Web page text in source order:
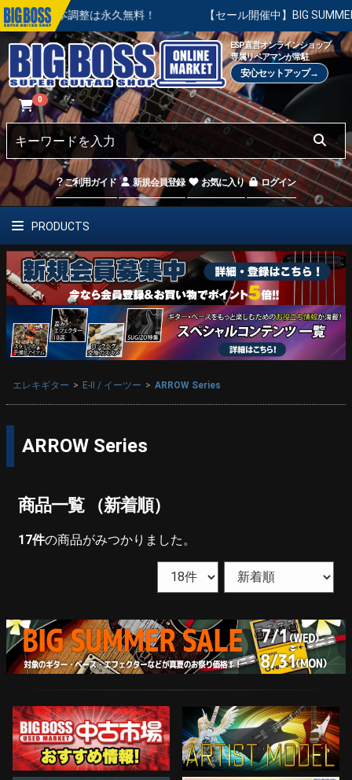
基本調整は永久無料！ 【セール開催中】BIG SUMMER
ESP直営オンラインショップ
専属リペアマンが常駐
安心セットアップ→
0
ご利用ガイド 新規会員登録 お気に入り ログイン
PRODUCTS
エレキギター E-II / イーツー ARROW Series
ARROW Series
商品一覧 （新着順）
17件の商品がみつかりました。